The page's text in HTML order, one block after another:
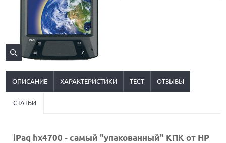
ОПИСАНИЕ ХАРАКТЕРИСТИКИ ТЕСТ ОТЗЫВЫ
СТАТЬИ
iPaq hx4700 - самый "упакованный" КПК от HP